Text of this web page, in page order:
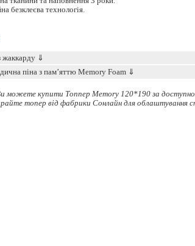
безклеєва технологія.
можете купити Топпер Memory 120*190 за
топервід фабрики Сонлайн для облаштування